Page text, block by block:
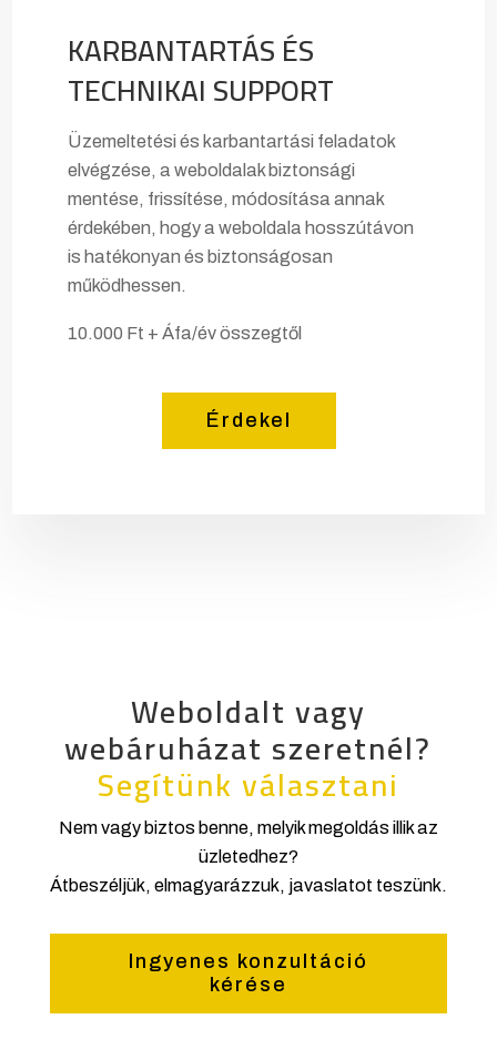
KARBANTARTÁS ÉS
TECHNIKAI SUPPORT
Üzemeltetési és karbantartási feladatok
elvégzése, a weboldalak biztonsági
mentése, frissítése, módosítása annak
érdekében, hogy a weboldala hosszútávon
is hatékonyan és biztonságosan
működhessen.
10.000 Ft + Áfa/év összegtől
Érdekel
Weboldalt vagy
webáruházat szeretnél?
Segítünk választani
Nem vagy biztos benne, melyik megoldás illik az
üzletedhez?
Átbeszéljük, elmagyarázzuk, javaslatot teszünk.
Ingyenes konzultáció
kérése